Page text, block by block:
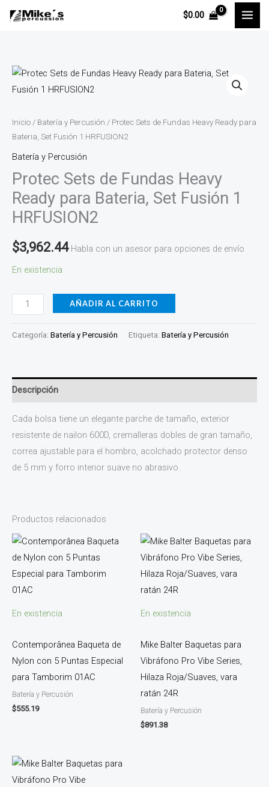
$0.00
Inicio / Batería y Percusión / Protec Sets de Fundas Heavy Ready para
Bateria, Set Fusión 1 HRFUSION2
Batería y Percusión
Protec Sets de Fundas Heavy
Ready para Bateria, Set Fusión 1
HRFUSION2
$3,962.44 Habla con un asesor para opciones de envío
En existencia
Protec
Sets
Fundas
Heavy
Ready
para
Bateria,
Set
Fusión
HRFUSION2
cantidad
AÑADIR AL CARRITO
Categoría: Batería y Percusión Etiqueta: Batería y Percusión
Descripción
Cada bolsa tiene un elegante parche de tamaño, exterior
resistente de nailon 600D, cremalleras dobles de gran tamaño,
correa ajustable para el hombro, acolchado protector denso
de 5 mm y forro interior suave no abrasivo.
Productos relacionados
En existencia
Contemporânea Baqueta de
Nylon con 5 Puntas Especial
para Tamborim 01AC
Batería y Percusión
$555.19
En existencia
Mike Balter Baquetas para
Vibráfono Pro Vibe Series,
Hilaza Roja/Suaves, vara
ratán 24R
Batería y Percusión
$891.38